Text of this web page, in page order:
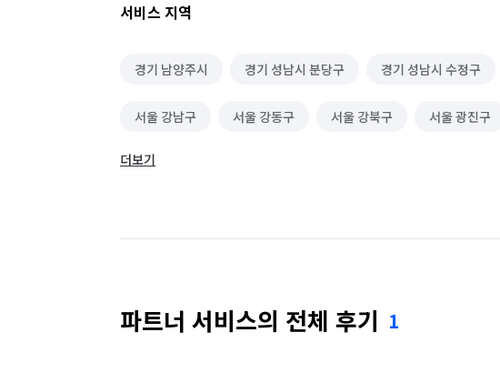
서비스 지역
경기 남양주시 경기 성남시 분당구 경기 성남시 수정구
서울 강남구 서울 강동구 서울 강북구 서울 광진구
서울 도봉구
더보기
파트너 서비스의 전체 후기 1